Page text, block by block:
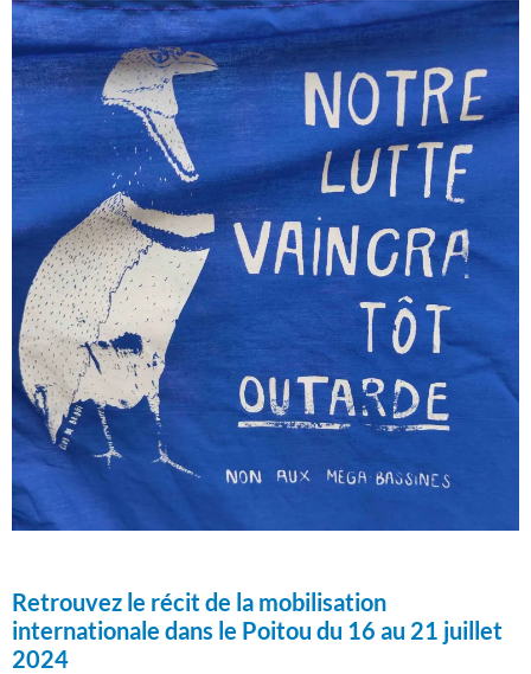
Retrouvez le récit de la mobilisation
internationale dans le Poitou du 16 au 21 juillet
2024